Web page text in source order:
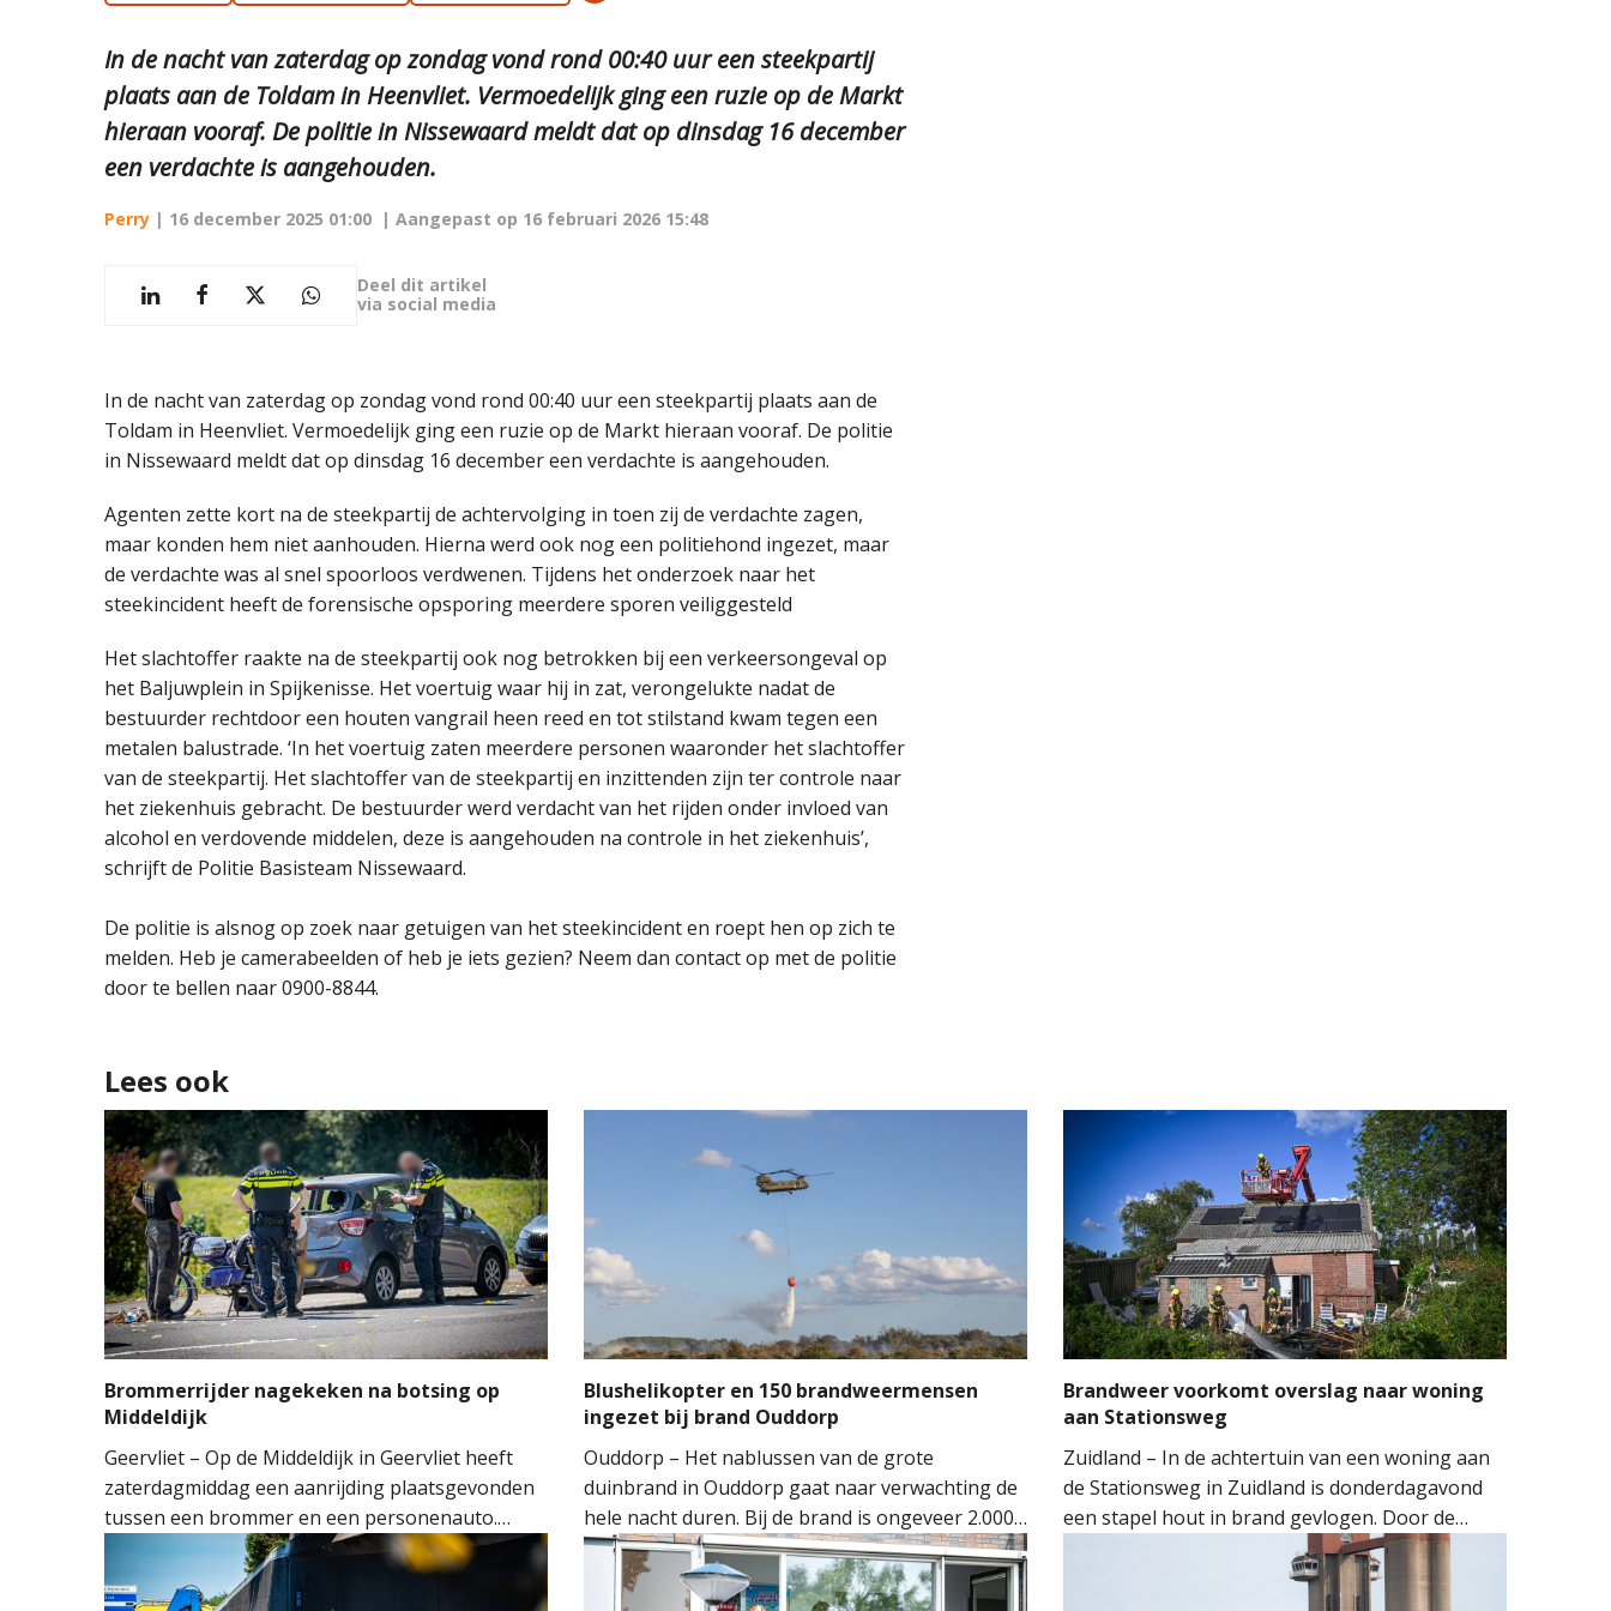
In de nacht van zaterdag op zondag vond rond 00:40 uur een steekpartij
plaats aan de Toldam in Heenvliet. Vermoedelijk ging een ruzie op de Markt
hieraan vooraf. De politie in Nissewaard meldt dat op dinsdag 16 december
een verdachte is aangehouden.
Perry | 16 december 2025 01:00 | Aangepast op 16 februari 2026 15:48
Deel dit artikel
via social media
In de nacht van zaterdag op zondag vond rond 00:40 uur een steekpartij plaats aan de
Toldam in Heenvliet. Vermoedelijk ging een ruzie op de Markt hieraan vooraf. De politie
in Nissewaard meldt dat op dinsdag 16 december een verdachte is aangehouden.
Agenten zette kort na de steekpartij de achtervolging in toen zij de verdachte zagen,
maar konden hem niet aanhouden. Hierna werd ook nog een politiehond ingezet, maar
de verdachte was al snel spoorloos verdwenen. Tijdens het onderzoek naar het
steekincident heeft de forensische opsporing meerdere sporen veiliggesteld
Het slachtoffer raakte na de steekpartij ook nog betrokken bij een verkeersongeval op
het Baljuwplein in Spijkenisse. Het voertuig waar hij in zat, verongelukte nadat de
bestuurder rechtdoor een houten vangrail heen reed en tot stilstand kwam tegen een
metalen balustrade. ‘In het voertuig zaten meerdere personen waaronder het slachtoffer
van de steekpartij. Het slachtoffer van de steekpartij en inzittenden zijn ter controle naar
het ziekenhuis gebracht. De bestuurder werd verdacht van het rijden onder invloed van
alcohol en verdovende middelen, deze is aangehouden na controle in het ziekenhuis’,
schrijft de Politie Basisteam Nissewaard.
De politie is alsnog op zoek naar getuigen van het steekincident en roept hen op zich te
melden. Heb je camerabeelden of heb je iets gezien? Neem dan contact op met de politie
door te bellen naar 0900-8844.
Lees ook
Brommerrijder nagekeken na botsing op
Middeldijk
Geervliet – Op de Middeldijk in Geervliet heeft
zaterdagmiddag een aanrijding plaatsgevonden
tussen een brommer en een personenauto.
Door nog onbekende oorzaak reed de
bestuurder van de brommer achterop de auto.
Blushelikopter en 150 brandweermensen
ingezet bij brand Ouddorp
Ouddorp – Het nablussen van de grote
duinbrand in Ouddorp gaat naar verwachting de
hele nacht duren. Bij de brand is ongeveer 2.000
vierkante meter natuur verloren gegaan. De
brand ontstond rond 14.00 uur, waarna de
Brandweer voorkomt overslag naar woning
aan Stationsweg
Zuidland – In de achtertuin van een woning aan
de Stationsweg in Zuidland is donderdagavond
een stapel hout in brand gevlogen. Door de
snelle inzet van de brandweer kon worden
voorkomen dat het vuur oversloeg naar de